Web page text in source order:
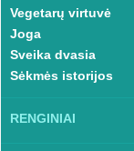
Vegetarų virtuvė
Joga
Sveika dvasia
Sėkmės istorijos
RENGINIAI